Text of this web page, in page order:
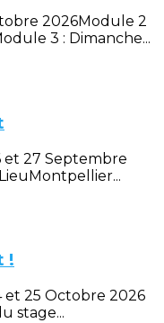
2026Module 2
3 : Dimanche...
et 27 Septembre
!
et 25 Octobre 2026
stage...